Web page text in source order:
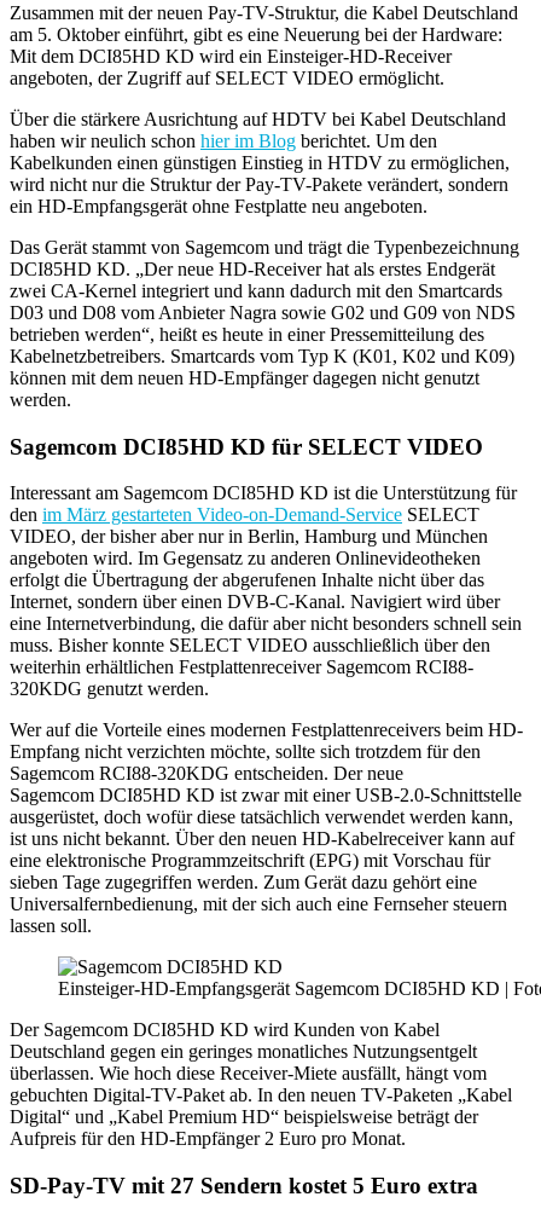
Zusammen mit der neuen Pay-TV-Struktur, die Kabel Deutschland
am 5. Oktober einführt, gibt es eine Neuerung bei der Hardware:
Mit dem DCI85HD KD wird ein Einsteiger-HD-Receiver
angeboten, der Zugriff auf SELECT VIDEO ermöglicht.
Über die stärkere Ausrichtung auf HDTV bei Kabel Deutschland
haben wir neulich schon hier im Blog berichtet. Um den
Kabelkunden einen günstigen Einstieg in HTDV zu ermöglichen,
wird nicht nur die Struktur der Pay-TV-Pakete verändert, sondern
ein HD-Empfangsgerät ohne Festplatte neu angeboten.
Das Gerät stammt von Sagemcom und trägt die Typenbezeichnung
DCI85HD KD. „Der neue HD-Receiver hat als erstes Endgerät
zwei CA-Kernel integriert und kann dadurch mit den Smartcards
D03 und D08 vom Anbieter Nagra sowie G02 und G09 von NDS
betrieben werden“, heißt es heute in einer Pressemitteilung des
Kabelnetzbetreibers. Smartcards vom Typ K (K01, K02 und K09)
können mit dem neuen HD-Empfänger dagegen nicht genutzt
werden.
Sagemcom DCI85HD KD für SELECT VIDEO
Interessant am Sagemcom DCI85HD KD ist die Unterstützung für
den im März gestarteten Video-on-Demand-Service SELECT
VIDEO, der bisher aber nur in Berlin, Hamburg und München
angeboten wird. Im Gegensatz zu anderen Onlinevideotheken
erfolgt die Übertragung der abgerufenen Inhalte nicht über das
Internet, sondern über einen DVB-C-Kanal. Navigiert wird über
eine Internetverbindung, die dafür aber nicht besonders schnell sein
muss. Bisher konnte SELECT VIDEO ausschließlich über den
weiterhin erhältlichen Festplattenreceiver Sagemcom RCI88-
320KDG genutzt werden.
Wer auf die Vorteile eines modernen Festplattenreceivers beim HD-
Empfang nicht verzichten möchte, sollte sich trotzdem für den
Sagemcom RCI88-320KDG entscheiden. Der neue
Sagemcom DCI85HD KD ist zwar mit einer USB-2.0-Schnittstelle
ausgerüstet, doch wofür diese tatsächlich verwendet werden kann,
ist uns nicht bekannt. Über den neuen HD-Kabelreceiver kann auf
eine elektronische Programmzeitschrift (EPG) mit Vorschau für
sieben Tage zugegriffen werden. Zum Gerät dazu gehört eine
Universalfernbedienung, mit der sich auch eine Fernseher steuern
lassen soll.
Einsteiger-HD-Empfangsgerät Sagemcom DCI85HD KD |
Der Sagemcom DCI85HD KD wird Kunden von Kabel
Deutschland gegen ein geringes monatliches Nutzungsentgelt
überlassen. Wie hoch diese Receiver-Miete ausfällt, hängt vom
gebuchten Digital-TV-Paket ab. In den neuen TV-Paketen „Kabel
Digital“ und „Kabel Premium HD“ beispielsweise beträgt der
Aufpreis für den HD-Empfänger 2 Euro pro Monat.
SD-Pay-TV mit 27 Sendern kostet 5 Euro extra